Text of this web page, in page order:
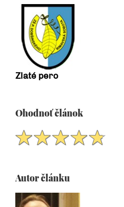
Zlaté pero
Ohodnoť článok
Autor článku